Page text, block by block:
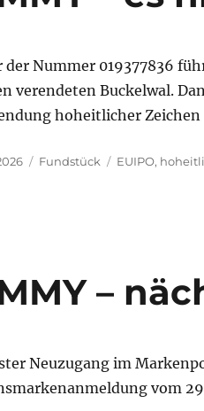
der Nummer 019377836
verendeten Buckelwal.
hoheitlicher
Categories
Fundstück Tags
EUIPO,
–
Neuzugang im
vom